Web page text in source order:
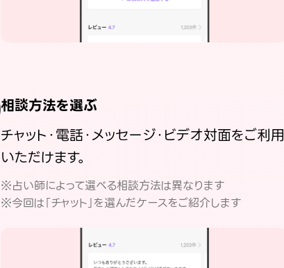
相談方法を選ぶ
チャット・電話・メッセージ・ビデオ対面をご利用
いただけます。
※占い師によって選べる相談方法は異なります
※今回は「チャット」を選んだケースをご紹介します